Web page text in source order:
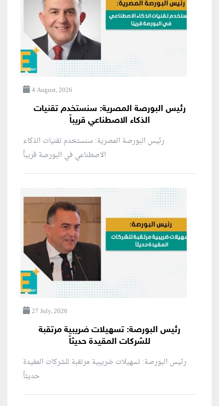
4 August, 2026
رئيس البورصة المصرية: سنستخدم تقنيات
الذكاء الاصطناعي قريباً
رئيس البورصة المصرية: سنستخدم تقنيات الذكاء
الاصطناعي في البورصة قريباً
27 July, 2026
رئيس البورصة: تسهيلات ضريبية مرتقبة
للشركات المقيدة حديثاً
رئيس البورصة: تسهيلات ضريبية مرتقبة للشركات المقيدة